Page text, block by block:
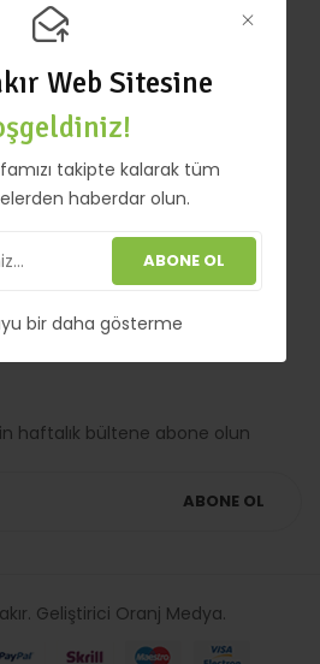
Web Sitesine
takipte kalarak tüm
haberdar olun.
ABONE OL
bir daha gösterme
haftalık bültene abone olun
ABONE OL
Geliştirici Oranj Medya.